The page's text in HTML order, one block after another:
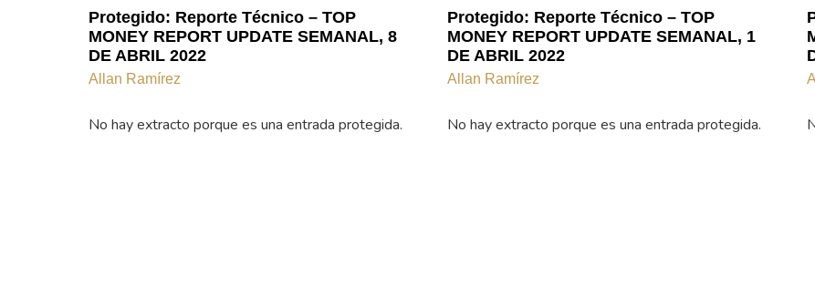
Protegido: Reporte Técnico – TOP
MONEY REPORT UPDATE SEMANAL, 8
DE ABRIL 2022
Allan Ramírez
No hay extracto porque es una entrada protegida.
Protegido: Reporte Técnico – TOP
MONEY REPORT UPDATE SEMANAL, 1
DE ABRIL 2022
Allan Ramírez
No hay extracto porque es una entrada protegida.